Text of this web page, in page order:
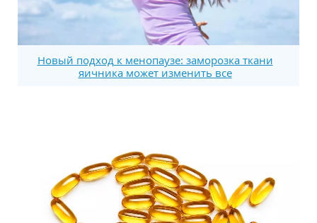
Новый подход к менопаузе: заморозка ткани
яичника может изменить все